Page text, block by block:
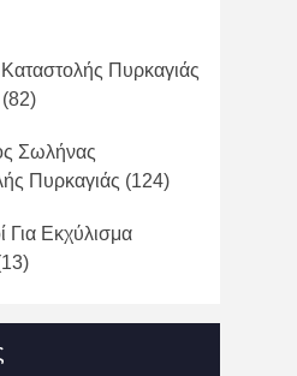
Πυρκαγιάς
(82)
Σωλήνας
Πυρκαγιάς (124)
Για Εκχύλισμα